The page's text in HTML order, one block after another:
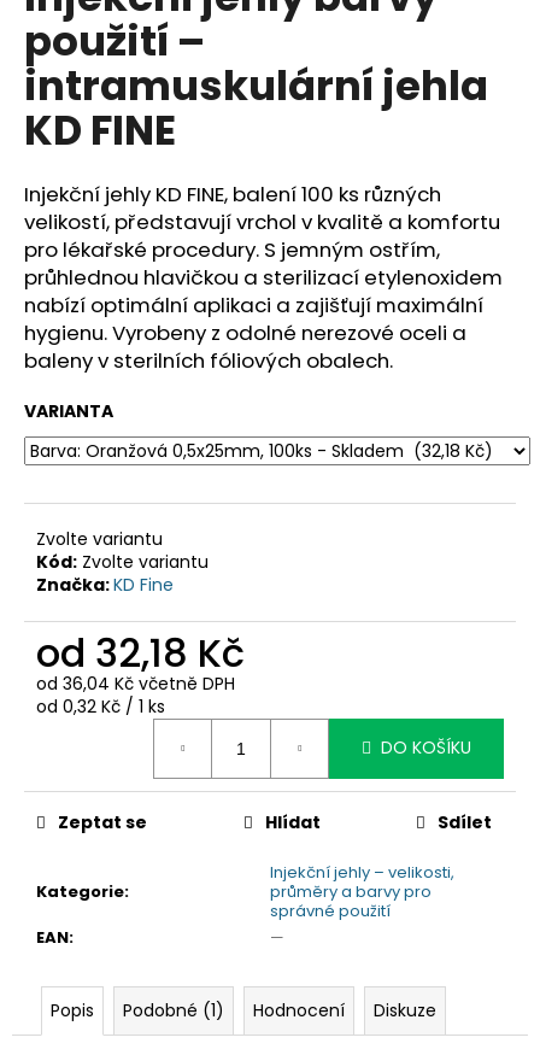
5
hvězdiček.
použití –
intramuskulární jehla
KD FINE
Injekční jehly KD FINE, balení 100 ks různých
velikostí, představují vrchol v kvalitě a komfortu
pro lékařské procedury. S jemným ostřím,
průhlednou hlavičkou a sterilizací etylenoxidem
nabízí optimální aplikaci a zajišťují maximální
hygienu. Vyrobeny z odolné nerezové oceli a
baleny v sterilních fóliových obalech.
VARIANTA
Zvolte variantu
Kód: Zvolte variantu
Značka:KD Fine
od 32,18 Kč
od 36,04 Kč včetně DPH
Měrná
od 0,32 Kč / 1 ks
DO KOŠÍKU
Kategorie:
Injekční jehly – velikosti,
průměry a barvy pro
správné použití
EAN: —
Zeptat se Hlídat Sdílet
Popis Podobné (1) Hodnocení Diskuze
a
j
í
t
?
HLEDAT
o
p
o
č
u
e
m
e